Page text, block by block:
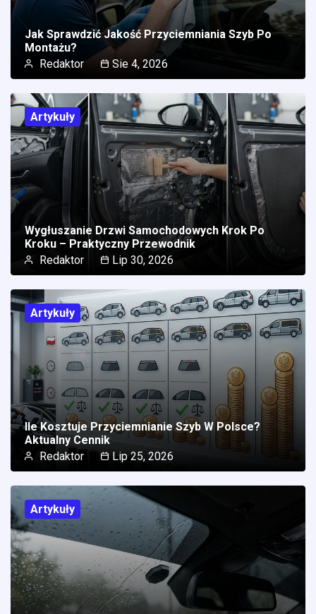
Jak Sprawdzić Jakość Przyciemniania Szyb Po
Montażu?
Redaktor
Sie 4, 2026
Artykuły
Wygłuszanie Drzwi Samochodowych Krok Po
Kroku – Praktyczny Przewodnik
Redaktor
Lip 30, 2026
Artykuły
Ile Kosztuje Przyciemnianie Szyb W Polsce?
Aktualny Cennik
Redaktor
Lip 25, 2026
Artykuły